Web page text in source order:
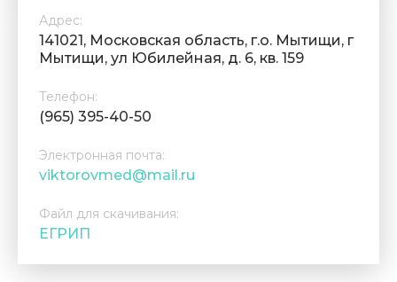
Адрес:
141021, Московская область, г.о. Мытищи, г
Мытищи, ул Юбилейная, д. 6, кв. 159
Телефон:
(965) 395-40-50
Электронная почта:
viktorovmed@mail.ru
Файл для скачивания:
ЕГРИП